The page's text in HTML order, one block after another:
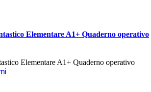
Elementare A1+ Quaderno operativo
Elementare A1+ Quaderno operativo